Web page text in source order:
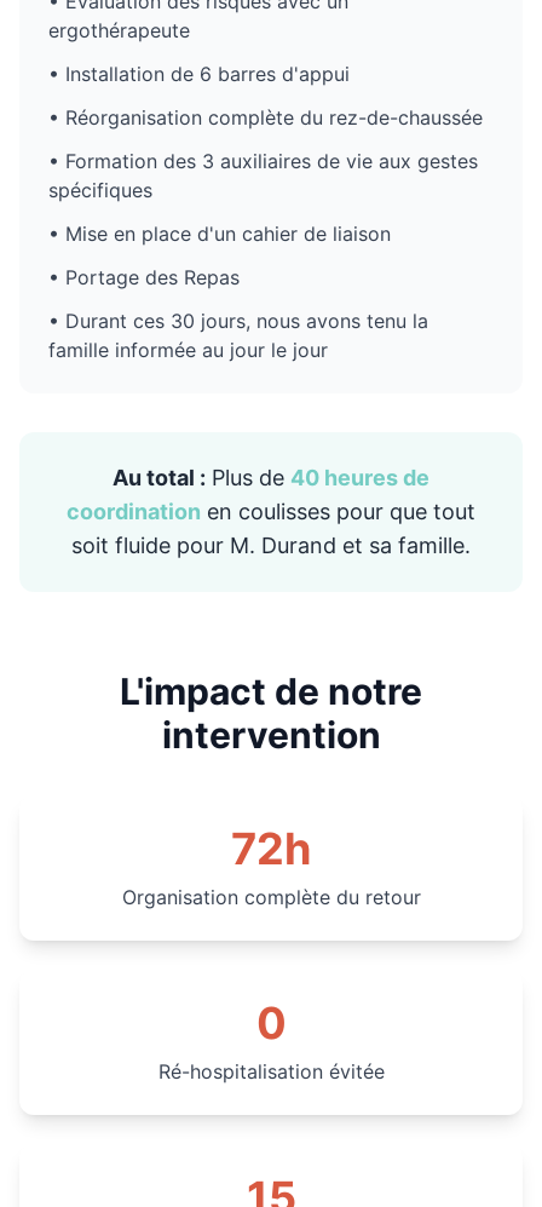
ergothérapeute
• Installation de 6 barres d'appui
• Réorganisation complète du rez-de-chaussée
• Formation des 3 auxiliaires de vie aux gestes
spécifiques
• Mise en place d'un cahier de liaison
• Portage des Repas
• Durant ces 30 jours, nous avons tenu la
famille informée au jour le jour
Au total : Plus de 40 heures de
coordination en coulisses pour que tout
soit fluide pour M. Durand et sa famille.
L'impact de notre
intervention
72h
Organisation complète du retour
0
Ré-hospitalisation évitée